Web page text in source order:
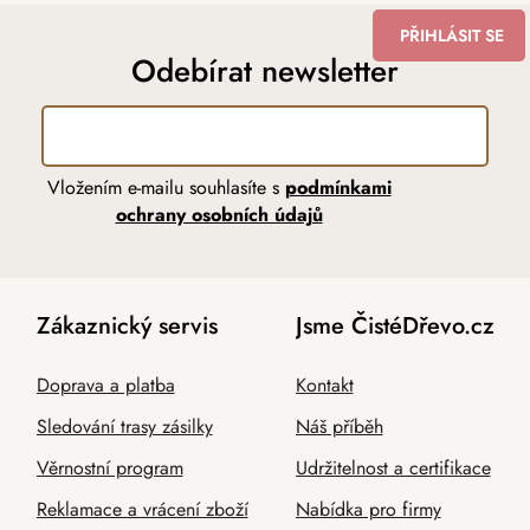
Odebírat newsletter
Vložením e-mailu souhlasíte s podmínkami
ochrany osobních údajů
PŘIHLÁSIT SE
Zákaznický servis
Doprava a platba
Sledování trasy zásilky
Věrnostní program
Reklamace a vrácení zboží
Jsme ČistéDřevo.cz
Kontakt
Náš příběh
Udržitelnost a certifikace
Nabídka pro firmy